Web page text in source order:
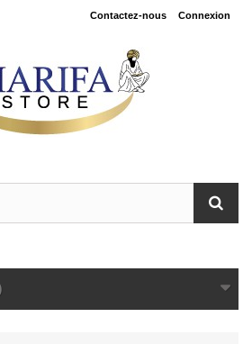
Connexion
Contactez-nous